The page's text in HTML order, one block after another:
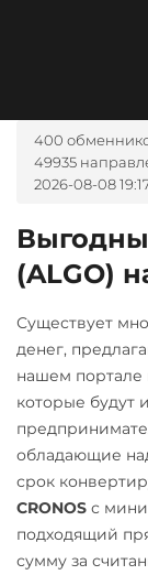
SOL
Polygon
OP
BASE
Wrapped
ERC20
Wrapped
ERC20
CRO
RONIN
Zcash (ZEC)
RUB QR
СБП RUB
RUB QR RUB
400
49935
2026-08-08
(ALGO)
Существует
денег,
нашем портале
которые будут
обладающие
срок
CRONOS с
подходящий
сумму за